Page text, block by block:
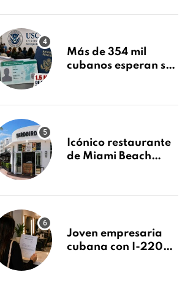
tras Writ of
Más de 354 mil
cubanos esperan su
millones de
Icónico restaurante
de Miami Beach
después de 15 años
Joven empresaria
cubana con I-220A